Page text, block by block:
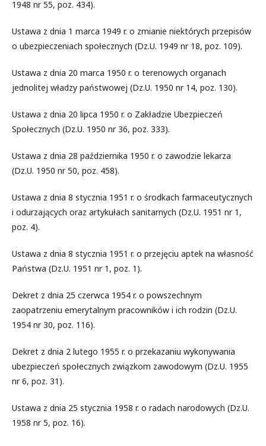
1948 nr 55, poz. 434).
Ustawa z dnia 1 marca 1949 r. o zmianie niektórych przepisów
o ubezpieczeniach społecznych (Dz.U. 1949 nr 18, poz. 109).
Ustawa z dnia 20 marca 1950 r. o terenowych organach
jednolitej władzy państwowej (Dz.U. 1950 nr 14, poz. 130).
Ustawa z dnia 20 lipca 1950 r. o Zakładzie Ubezpieczeń
Społecznych (Dz.U. 1950 nr 36, poz. 333).
Ustawa z dnia 28 października 1950 r. o zawodzie lekarza
(Dz.U. 1950 nr 50, poz. 458).
Ustawa z dnia 8 stycznia 1951 r. o środkach farmaceutycznych
i odurzających oraz artykułach sanitarnych (Dz.U. 1951 nr 1,
poz. 4).
Ustawa z dnia 8 stycznia 1951 r. o przejęciu aptek na własność
Państwa (Dz.U. 1951 nr 1, poz. 1).
Dekret z dnia 25 czerwca 1954 r. o powszechnym
zaopatrzeniu emerytalnym pracowników i ich rodzin (Dz.U.
1954 nr 30, poz. 116).
Dekret z dnia 2 lutego 1955 r. o przekazaniu wykonywania
ubezpieczeń społecznych związkom zawodowym (Dz.U. 1955
nr 6, poz. 31).
Ustawa z dnia 25 stycznia 1958 r. o radach narodowych (Dz.U.
1958 nr 5, poz. 16).